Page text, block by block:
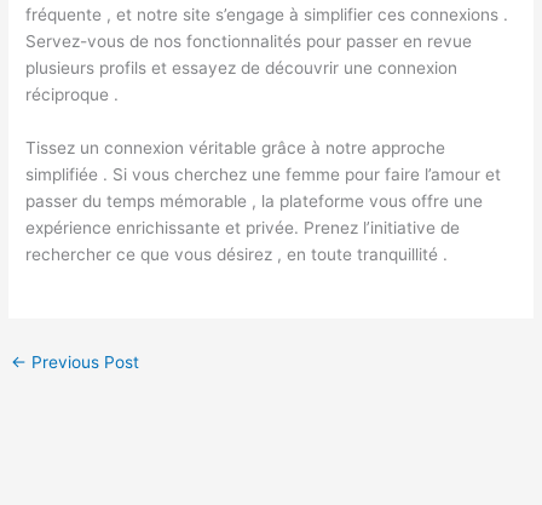
fréquente , et notre site s’engage à simplifier ces connexions .
Servez-vous de nos fonctionnalités pour passer en revue
plusieurs profils et essayez de découvrir une connexion
réciproque .
Tissez un connexion véritable grâce à notre approche
simplifiée . Si vous cherchez une femme pour faire l’amour et
passer du temps mémorable , la plateforme vous offre une
expérience enrichissante et privée. Prenez l’initiative de
rechercher ce que vous désirez , en toute tranquillité .
← Previous Post